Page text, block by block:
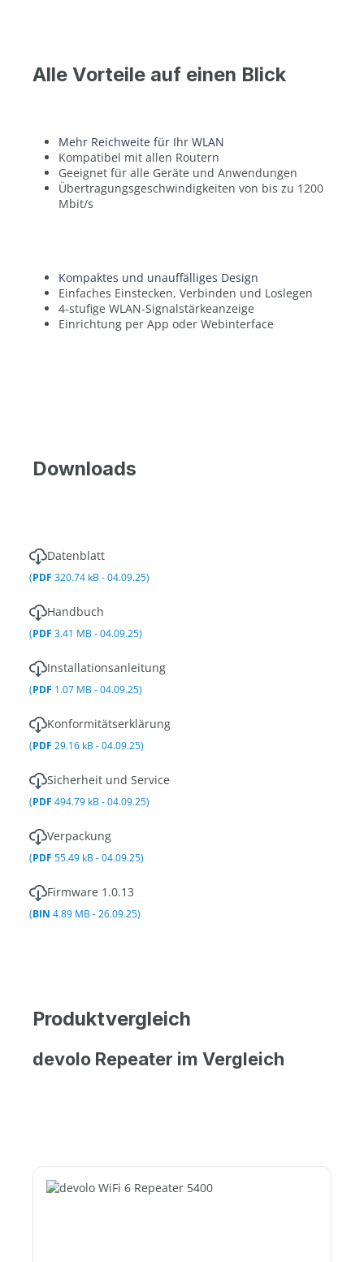
Alle Vorteile auf einen Blick
Mehr Reichweite für Ihr WLAN
Kompatibel mit allen Routern
Geeignet für alle Geräte und Anwendungen
Übertragungsgeschwindigkeiten von bis zu 1200
Mbit/s
Kompaktes und unauffälliges Design
Einfaches Einstecken, Verbinden und Loslegen
4-stufige WLAN-Signalstärkeanzeige
Einrichtung per App oder Webinterface
Downloads
Datenblatt
(PDF 320.74 kB - 04.09.25)
Handbuch
(PDF 3.41 MB - 04.09.25)
Installationsanleitung
(PDF 1.07 MB - 04.09.25)
Konformitätserklärung
(PDF 29.16 kB - 04.09.25)
Sicherheit und Service
(PDF 494.79 kB - 04.09.25)
Verpackung
(PDF 55.49 kB - 04.09.25)
Firmware 1.0.13
(BIN 4.89 MB - 26.09.25)
Produktvergleich
devolo Repeater im Vergleich